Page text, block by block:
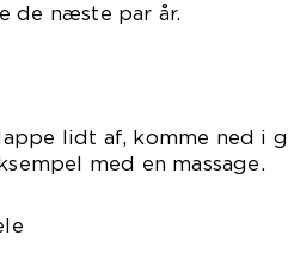
de næste par år.
lidt af, komme ned i
med en massage.